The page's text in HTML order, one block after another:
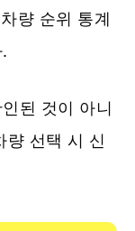
량 순위 통계
된 것이 아니
량 선택 시 신